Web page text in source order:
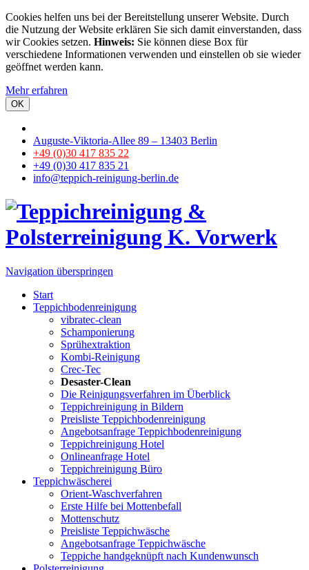
Cookies helfen uns bei der Bereitstellung unserer Website. Durch
die Nutzung der Website erklären Sie sich damit einverstanden, dass
wir Cookies setzen. Hinweis: Sie können diese Box für
verschiedene Informationen verwenden und einstellen ob sie wieder
geöffnet werden kann.
Mehr erfahren
OK
Auguste-Viktoria-Allee 89 – 13403 Berlin
+49 (0)30 417 835 22
+49 (0)30 417 835 21
info@teppich-reinigung-berlin.de
Navigation überspringen
Start
Teppichbodenreinigung
vibratec-clean
Schamponierung
Sprühextraktion
Kombi-Reinigung
Crec-Tec
Desaster-Clean
Die Reinigungsverfahren im Überblick
Teppichreinigung in Bildern
Preisliste Teppichbodenreinigung
Angebotsanfrage Teppichbodenreinigung
Teppichreinigung Hotel
Onlineanfrage Hotel
Teppichreinigung Büro
Teppichwäscherei
Orient-Waschverfahren
Erste Hilfe bei Mottenbefall
Mottenschutz
Preisliste Teppichwäsche
Angebotsanfrage Teppichwäsche
Teppiche handgeknüpft nach Kundenwunsch